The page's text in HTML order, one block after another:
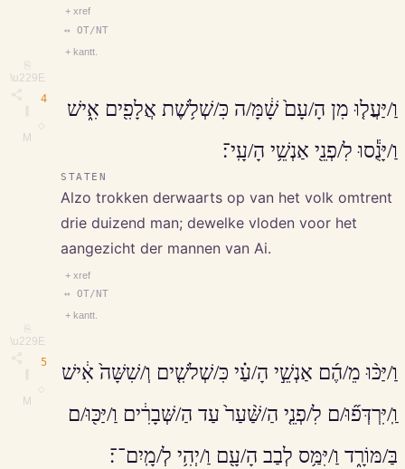
⎘
\u229E
M
+ xref
↔ OT/NT
+ kantt.
4
⎘
\u229E
M
וַ/יַּעֲל֤וּ מִן הָ/עָם֙ שָׁ֔מָּ/ה כִּ/שְׁלֹ֥שֶׁת אֲלָפִ֖ים אִ֑ישׁ
וַ/יָּנֻ֕סוּ לִ/פְנֵ֖י אַנְשֵׁ֥י הָ/עָֽי־׃
STATEN
Alzo trokken derwaarts op van het volk omtrent
drie duizend man; dewelke vloden voor het
aangezicht der mannen van Ai.
+ xref
↔ OT/NT
+ kantt.
5
וַ/יַּכּ֨וּ מֵ/הֶ֜ם אַנְשֵׁ֣י הָ/עַ֗י כִּ/שְׁלֹשִׁ֤ים וְ/שִׁשָּׁה֙ אִ֔ישׁ
וַֽ/יִּרְדְּפ֞וּ/ם לִ/פְנֵ֤י הַ/שַּׁ֨עַר֙ עַד הַ/שְּׁבָרִ֔ים וַ/יַּכּ֖וּ/ם
בַּ/מּוֹרָ֑ד וַ/יִּמַּ֥ס לְבַב הָ/עָ֖ם וַ/יְהִ֥י לְ/מָֽיִם־־׃